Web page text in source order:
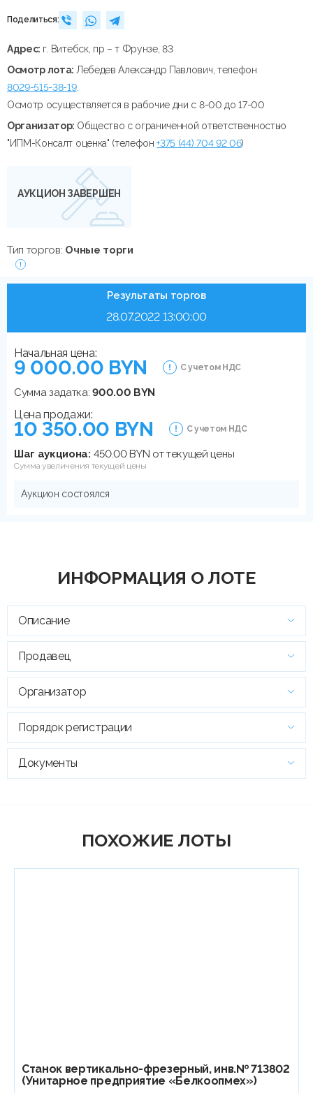
Поделиться:
Адрес: г. Витебск, пр – т Фрунзе, 83
Осмотр лота: Лебедев Александр Павлович, телефон
8029-515-38-19.
Осмотр осуществляется в рабочие дни с 8-00 до 17-00
Организатор: Общество с ограниченной ответственностью
"ИПМ-Консалт оценка" (телефон+375 (44) 704 92 06)
АУКЦИОН ЗАВЕРШЕН
Тип торгов: Очные торги
Результаты торгов
28.07.2022 13:00:00
Начальная цена:
9 000.00 BYN С учетом НДС
Сумма задатка:900.00 BYN
Цена продажи:
10 350.00 BYN С учетом НДС
Шаг аукциона: 450.00 BYN от текущей цены
Сумма увеличения текущей цены
Аукцион состоялся
ИНФОРМАЦИЯ О ЛОТЕ
Описание
Продавец
Организатор
Порядок регистрации
Документы
ПОХОЖИЕ ЛОТЫ
Станок вертикально-фрезерный, инв.№ 713802
(Унитарное предприятие «Белкоопмех»)